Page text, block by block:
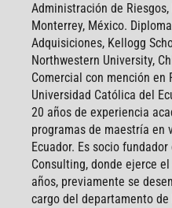
Administración de
Monterrey, México.
Adquisiciones, Kellogg
Northwestern University,
Comercial con mención en
Universidad Católica del
20 años de experiencia
programas de maestría en
Ecuador. Es socio
Consulting, donde ejerce
años, previamente se
cargo del departamento